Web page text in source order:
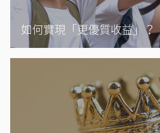
如何實現「更優質收益」？